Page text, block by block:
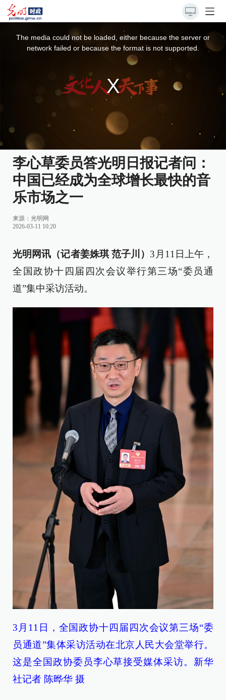
The media could not be loaded, either because the server or
network failed or because the format is not supported.
李心草委员答光明日报记者问：
中国已经成为全球增长最快的音
乐市场之一
来源：光明网
2026-03-11 10:20
光明网讯（记者姜姝琪 范子川） 3月11日上午，
全国政协十四届四次会议举行第三场“委员通
道”集中采访活动。
3月11日，全国政协十四届四次会议第三场“委
员通道”集体采访活动在北京人民大会堂举行。
这是全国政协委员李心草接受媒体采访。新华
社记者 陈晔华 摄